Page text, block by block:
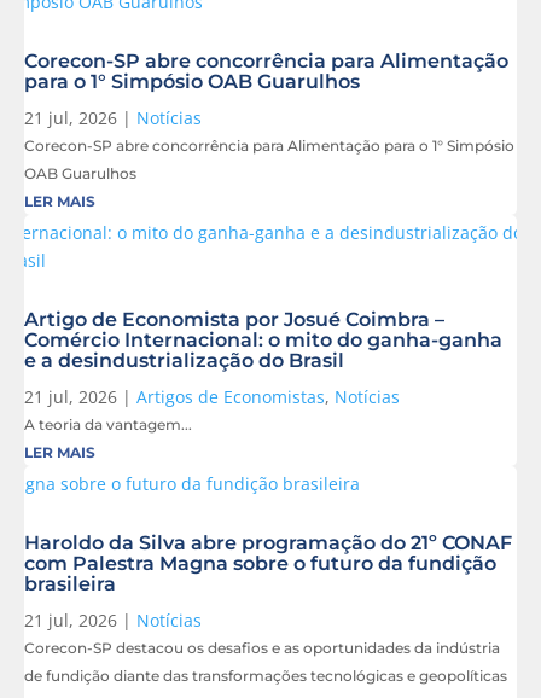
Corecon-SP abre concorrência para Alimentação
para o 1° Simpósio OAB Guarulhos
21 jul, 2026 | Notícias
Corecon-SP abre concorrência para Alimentação para o 1° Simpósio
OAB Guarulhos
LER MAIS
Artigo de Economista por Josué Coimbra –
Comércio Internacional: o mito do ganha-ganha
e a desindustrialização do Brasil
21 jul, 2026 | Artigos de Economistas, Notícias
A teoria da vantagem...
LER MAIS
Haroldo da Silva abre programação do 21º CONAF
com Palestra Magna sobre o futuro da fundição
brasileira
21 jul, 2026 | Notícias
Corecon-SP destacou os desafios e as oportunidades da indústria
de fundição diante das transformações tecnológicas e geopolíticas